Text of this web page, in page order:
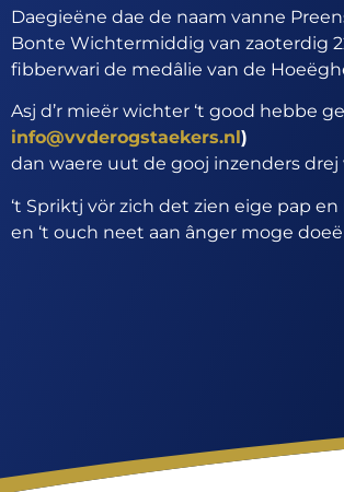
Daegieëne dae de naam vanne
Bonte Wichtermiddig van zaoterdig
fibberwari de medâlie van de
Asj d’r mieër wichter ‘t good hebbe
info@vvderogstaekers.nl )
dan waere uut de gooj inzenders
‘t Spriktj vör zich det zien eige pap
en ‘t ouch neet aan ânger moge